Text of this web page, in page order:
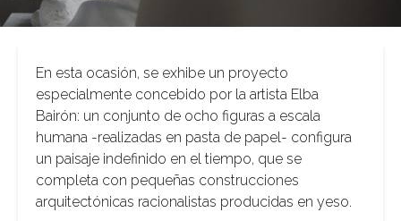
En esta ocasión, se exhibe un proyecto
especialmente concebido por la artista Elba
Bairón: un conjunto de ocho figuras a escala
humana -realizadas en pasta de papel- configura
un paisaje indefinido en el tiempo, que se
completa con pequeñas construcciones
arquitectónicas racionalistas producidas en yeso.